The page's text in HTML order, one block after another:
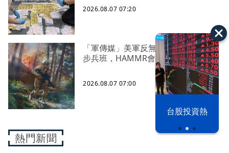
台股投資熱
2026.08.07 07:20
「軍傳媒」美軍反無人機能力下放到
步兵班，HAMMR會是解決方案之一？
2026.08.07 07:00
熱門新聞